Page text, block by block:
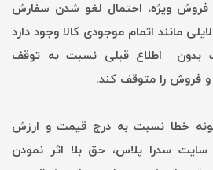
فروش ویژه، احتمال لغو شدن سفارش
مانند اتمام موجودی کالا وجود دارد
بدون اطلاع قبلی نسبت به توقف
فروش را متوقف کند.
خطا نسبت به درج قیمت و ارزش
سایت سدرا پلاس، حق بلا اثر نمودن